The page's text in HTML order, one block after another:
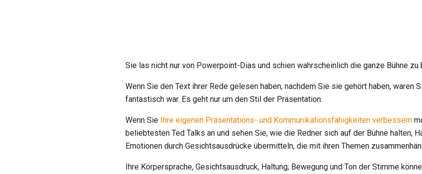
Sie las nicht nur von Powerpoint-Dias und schien wahrscheinlich die ganze Bühne zu
Wenn Sie den Text ihrer Rede gelesen haben, nachdem Sie sie gehört haben, waren
fantastisch war. Es geht nur um den Stil der Präsentation.
Wenn Sie Ihre eigenen Präsentations- und Kommunikationsfähigkeiten verbessern
beliebtesten Ted Talks an und sehen Sie, wie die Redner sich auf der Bühne halten,
Emotionen durch Gesichtsausdrücke übermitteln, die mit ihren Themen
Ihre Körpersprache, Gesichtsausdruck, Haltung, Bewegung und Ton der Stimme